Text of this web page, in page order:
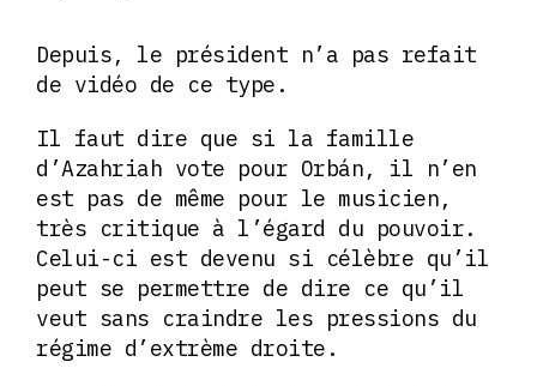
Depuis, le président n’a pas refait
de vidéo de ce type.
Il faut dire que si la famille
d’Azahriah vote pour Orbán, il n’en
est pas de même pour le musicien,
très critique à l’égard du pouvoir.
Celui-ci est devenu si célèbre qu’il
peut se permettre de dire ce qu’il
veut sans craindre les pressions du
régime d’extrème droite.